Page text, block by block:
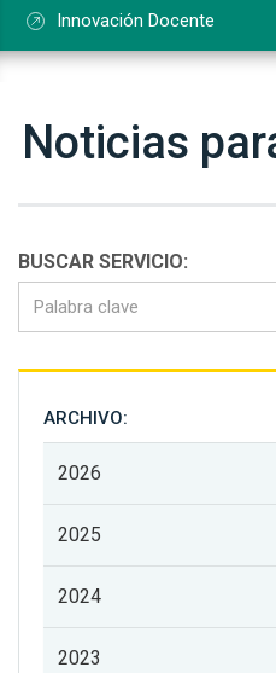
Innovación Docente
Noticias
BUSCAR SERVICIO:
ARCHIVO:
2026
2025
2024
2023